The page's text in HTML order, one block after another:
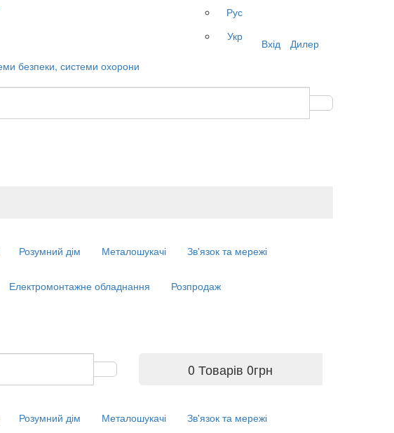
Рус
Укр
Вхід Дилер
Розумний дім Металошукачі Зв'язок та мережі
Електромонтажне обладнання Розпродаж
0 Товарів 0грн
Розумний дім Металошукачі Зв'язок та мережі